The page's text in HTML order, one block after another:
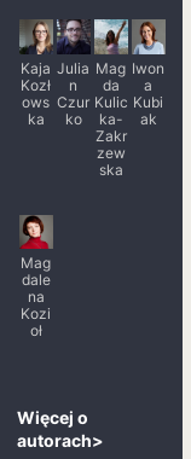
Kaja
Kozł
ows
ka
Julia
n
Czur
ko
Mag
da
Kulic
ka-
Zakr
zew
ska
Iwon
a
Kubi
ak
Mag
dale
na
Kozi
oł
Więcej o
autorach>